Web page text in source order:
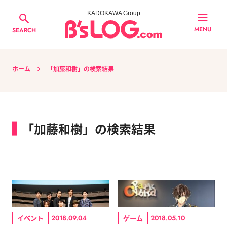
SEARCH
KADOKAWA Group
MENU
ホーム 「加藤和樹」の検索結果
「加藤和樹」の検索結果
イベント 2018.09.04 ゲーム 2018.05.10